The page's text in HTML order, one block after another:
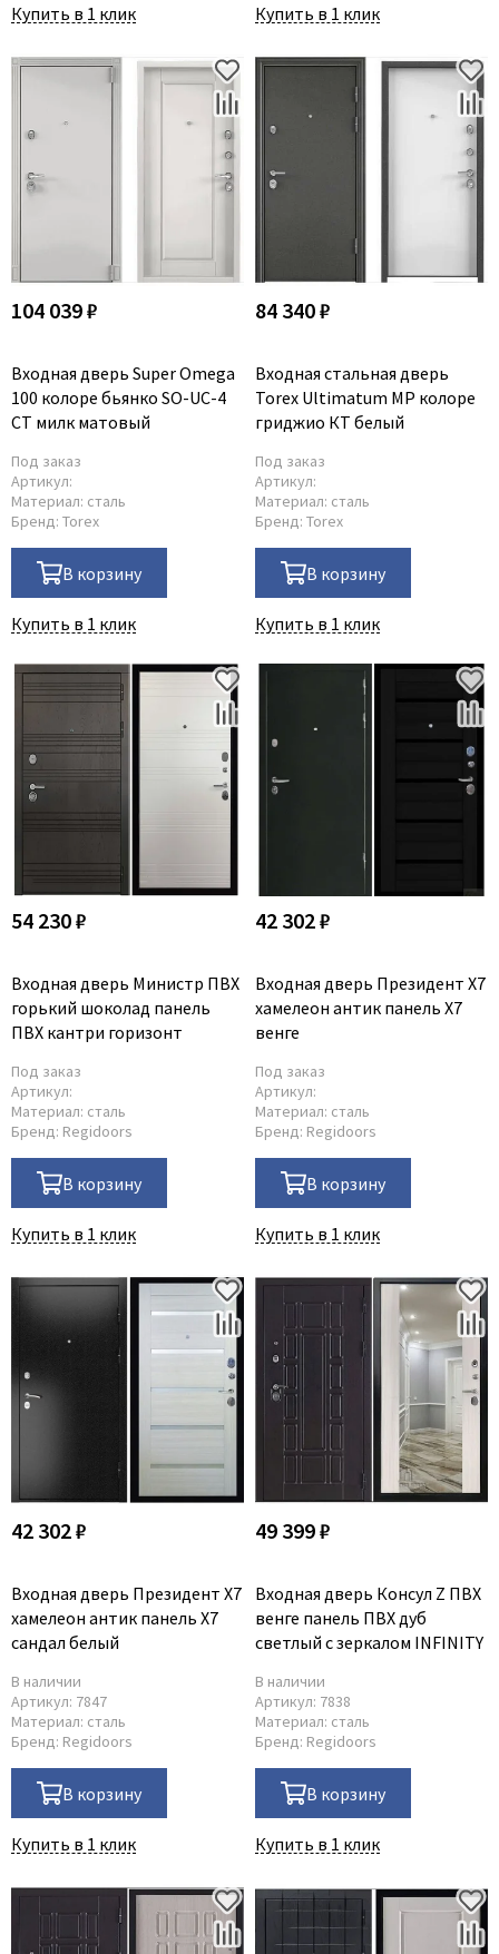
Купить в 1 клик Купить в 1 клик
104 039 ₽
Входная дверь Super Omega
100 колоре бьянко SO-UC-4
СТ милк матовый
Под заказ
Артикул:
Материал: сталь
Бренд: Torex
В корзину
Купить в 1 клик
84 340 ₽
Входная стальная дверь
Torex Ultimatum MP колоре
гриджио КТ белый
Под заказ
Артикул:
Материал: сталь
Бренд: Torex
В корзину
Купить в 1 клик
54 230 ₽
Входная дверь Министр ПВХ
горький шоколад панель
ПВХ кантри горизонт
Под заказ
Артикул:
Материал: сталь
Бренд: Regidoors
В корзину
Купить в 1 клик
42 302 ₽
Входная дверь Президент X7
хамелеон антик панель X7
венге
Под заказ
Артикул:
Материал: сталь
Бренд: Regidoors
В корзину
Купить в 1 клик
42 302 ₽
Входная дверь Президент X7
хамелеон антик панель X7
сандал белый
В наличии
Артикул: 7847
Материал: сталь
Бренд: Regidoors
В корзину
Купить в 1 клик
49 399 ₽
Входная дверь Консул Z ПВХ
венге панель ПВХ дуб
светлый с зеркалом INFINITY
В наличии
Артикул: 7838
Материал: сталь
Бренд: Regidoors
В корзину
Купить в 1 клик